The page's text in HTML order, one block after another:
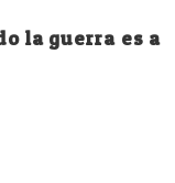
la guerra es a